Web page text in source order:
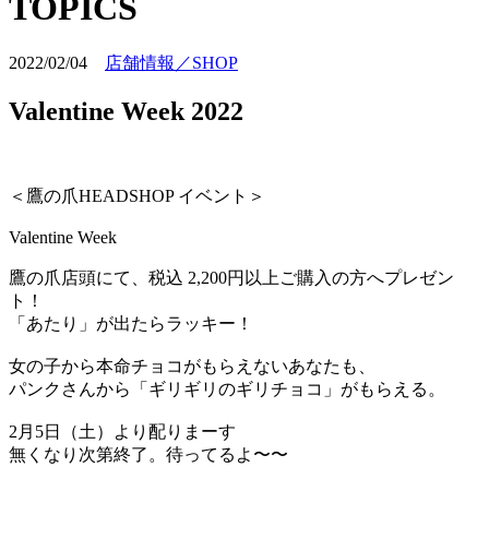
TOPICS
2022/02/04 店舗情報／SHOP
Valentine Week 2022
＜鷹の爪HEADSHOP イベント＞
Valentine Week
鷹の爪店頭にて、税込 2,200円以上ご購入の方へプレゼン
ト！
「あたり」が出たらラッキー！
女の子から本命チョコがもらえないあなたも、
パンクさんから「ギリギリのギリチョコ」がもらえる。
2月5日（土）より配りまーす
無くなり次第終了。待ってるよ〜〜